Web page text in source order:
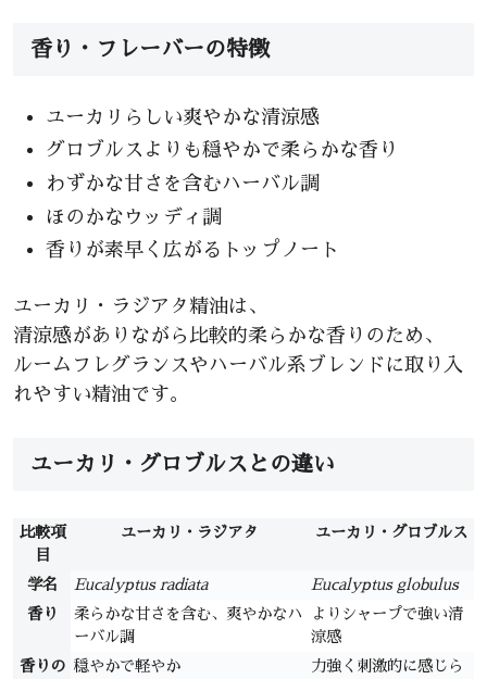
香り・フレーバーの特徴
ユーカリらしい爽やかな清涼感
グロブルスよりも穏やかで柔らかな香り
わずかな甘さを含むハーバル調
ほのかなウッディ調
香りが素早く広がるトップノート
ユーカリ・ラジアタ精油は、
清涼感がありながら比較的柔らかな香りのため、
ルームフレグランスやハーバル系ブレンドに取り入
れやすい精油です。
ユーカリ・グロブルスとの違い
比較項
目
ユーカリ・ラジアタ ユーカリ・グロブルス
学名 Eucalyptus radiata
Eucalyptus globulus
香り
柔らかな甘さを含む、爽やかなハ
ーバル調
よりシャープで強い清
涼感
香りの
穏やかで軽やか
力強く刺激的に感じら